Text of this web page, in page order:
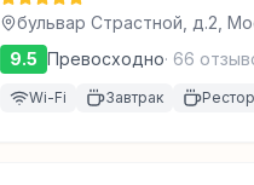
бульвар Страстной, д.2,
9.5 Превосходно· 66
Wi-Fi Завтрак